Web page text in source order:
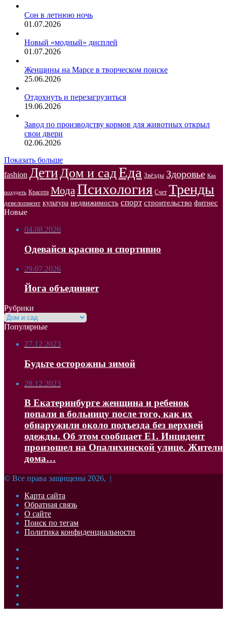
Сон в летнюю ночь
01.07.2026
Новый «модный» дисплей
01.07.2026
Женщины на Марсе в творческом поиске
25.06.2026
Отдохнуть и перезагрузиться
19.06.2026
Завод по производству кормов для животных открыл
свои двери
02.06.2026
Показать больше
fashion ДетиДом и садЕда Звёзды Здоровье Как
похудеть Красота Мода Психология Счет Тренды
девелопмент культура недвижимость спорт строительство фитнес
Новые
04.08.2026
Одевайся красиво и спортивно
29.07.2026
Йога объединяет
Рубрики
Рубрики
Популярные
27.12.2023
Будьте осторожны зимой
28.12.2023
В Екатеринбурге женщина и ребенок
попали в больницу после того, как их
обнаружили около подъезда без верхней
одежды. Об этом сообщает Е1. Инцидент
произошел на Опалихинской улице. Жители
дома…
© Все права защищены 2026, |
Карта сайта
Обратная связь
О сайте
Поиск по тегам
Политика конфиденциальности